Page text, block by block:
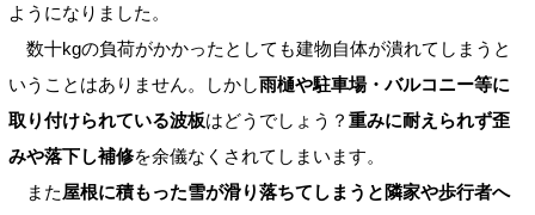
ようになりました。
数十kgの負荷がかかったとしても建物自体が潰れてしまうと
いうことはありません。しかし雨樋や駐車場・バルコニー等に
取り付けられている波板はどうでしょう？ 重みに耐えられず歪
みや落下し補修を余儀なくされてしまいます。
また屋根に積もった雪が滑り落ちてしまうと隣家や歩行者へ